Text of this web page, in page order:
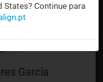
Garcia
States? Continue para